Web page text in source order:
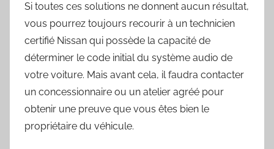
Si toutes ces solutions ne donnent aucun résultat,
vous pourrez toujours recourir à un technicien
certifié Nissan qui possède la capacité de
déterminer le code initial du système audio de
votre voiture. Mais avant cela, il faudra contacter
un concessionnaire ou un atelier agréé pour
obtenir une preuve que vous êtes bien le
propriétaire du véhicule.